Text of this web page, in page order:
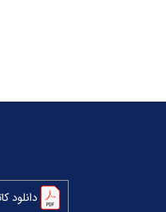
دانلود